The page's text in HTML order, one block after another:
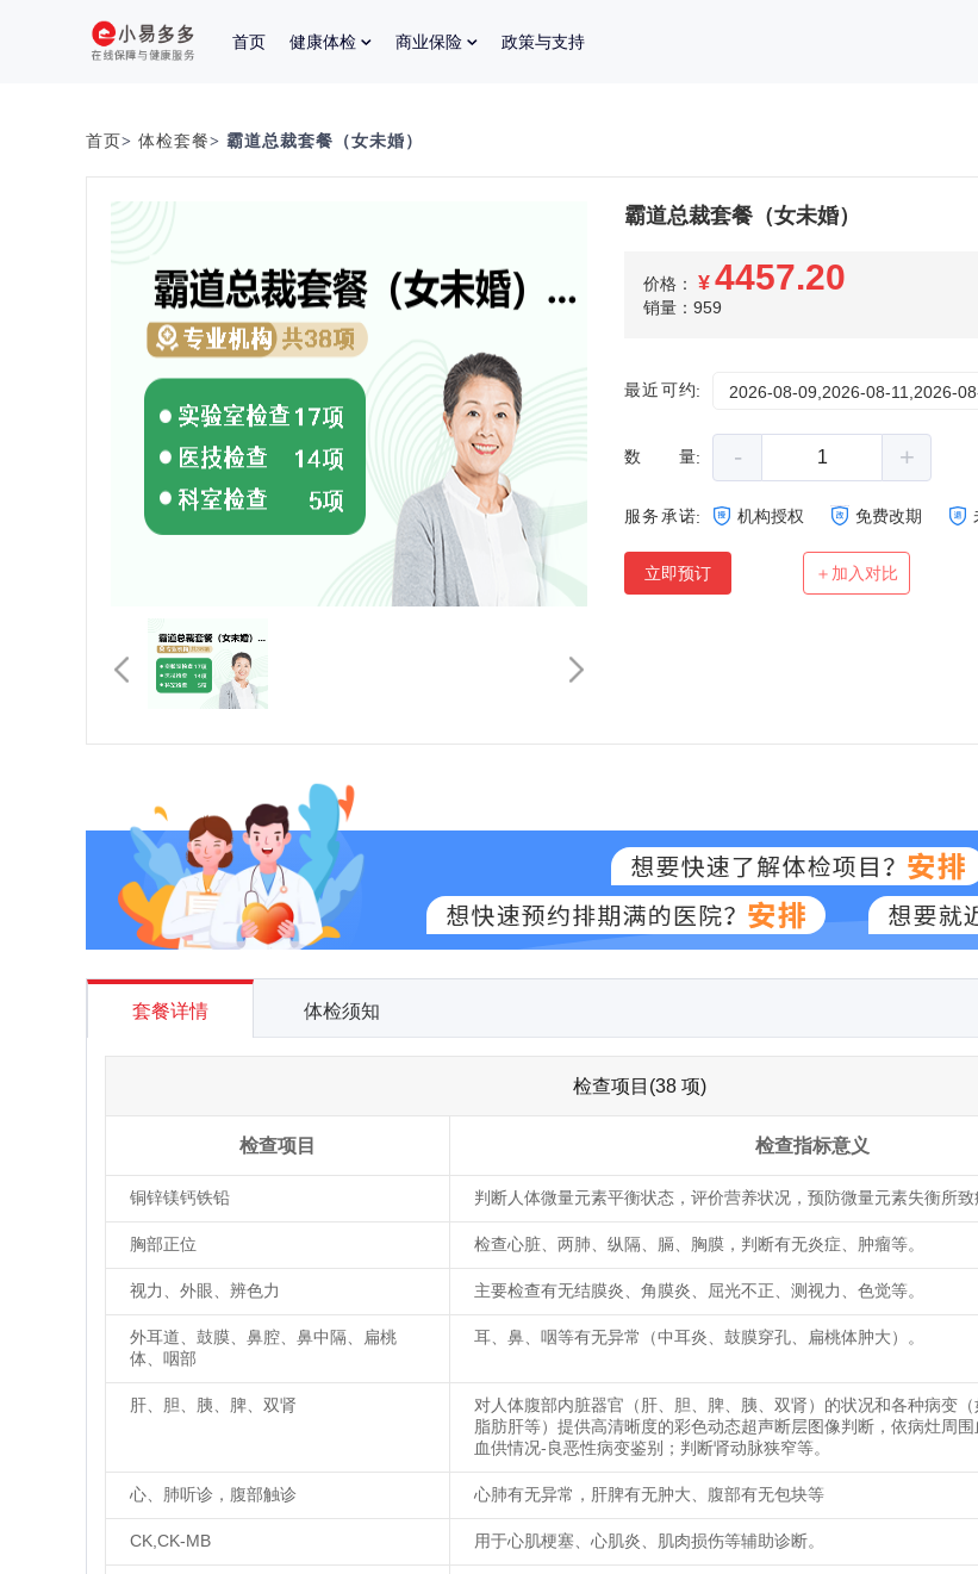
首页 健康体检 商业保险 政策与支持
首页> 体检套餐> 霸道总裁套餐（女未婚）
霸道总裁套餐（女未婚）
价格： ¥ 4457.20
销量：959
最近可约: 2026-08-09,2026-08-11,2026-
数量: - +
服务承诺: 机构授权 免费改期
立即预订 ＋加入对比
套餐详情 体检须知
检查项目(38 项)
检查项目 检查指标意义
铜锌镁钙铁铅 判断人体微量元素平衡状态，评价营养状况，预防微量元素失衡所致
胸部正位 检查心脏、两肺、纵隔、膈、胸膜，判断有无炎症、肿瘤等。
视力、外眼、辨色力 主要检查有无结膜炎、角膜炎、屈光不正、测视力、色觉等。
外耳道、鼓膜、鼻腔、鼻中隔、扁桃
体、咽部
耳、鼻、咽等有无异常（中耳炎、鼓膜穿孔、扁桃体肿大）。
肝、胆、胰、脾、双肾
对人体腹部内脏器官（肝、胆、脾、胰、双肾）的状况和各种病变（
脂肪肝等）提供高清晰度的彩色动态超声断层图像判断，依病灶周
血供情况-良恶性病变鉴别；判断肾动脉狭窄等。
心、肺听诊，腹部触诊 心肺有无异常，肝脾有无肿大、腹部有无包块等
CK,CK-MB 用于心肌梗塞、心肌炎、肌肉损伤等辅助诊断。